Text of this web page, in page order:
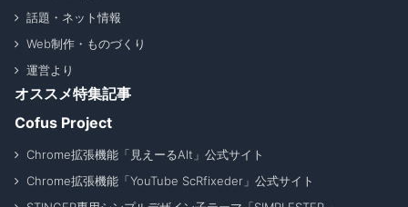
話題・ネット情報
Web制作・ものづくり
運営より
オススメ特集記事
Cofus Project
Chrome拡張機能「見えーるAlt」公式サイト
Chrome拡張機能「YouTube ScRfixeder」公式サイト